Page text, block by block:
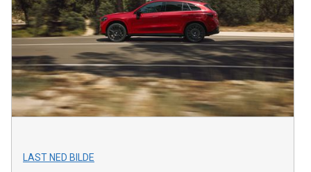
LAST NED BILDE